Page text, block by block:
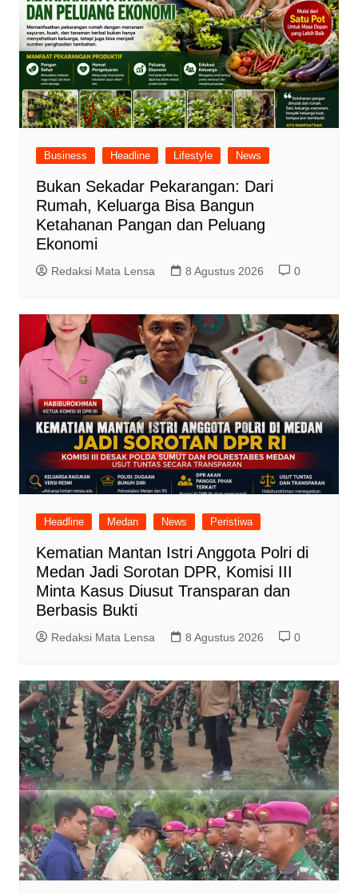
Business Headline Lifestyle News
Bukan Sekadar Pekarangan: Dari
Rumah, Keluarga Bisa Bangun
Ketahanan Pangan dan Peluang
Ekonomi
Redaksi Mata Lensa 8 Agustus 2026 0
Headline Medan News Peristiwa
Kematian Mantan Istri Anggota Polri di
Medan Jadi Sorotan DPR, Komisi III
Minta Kasus Diusut Transparan dan
Berbasis Bukti
Redaksi Mata Lensa 8 Agustus 2026 0